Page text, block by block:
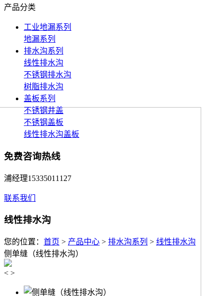
产品分类
工业地漏系列
地漏系列
排水沟系列
线性排水沟
不锈钢排水沟
树脂排水沟
盖板系列
不锈钢井盖
不锈钢盖板
线性排水沟盖板
免费咨询热线
浦经理15335011127
联系我们
线性排水沟
您的位置： 首页 > 产品中心 > 排水沟系列 > 线性排水沟
侧单缝（线性排水沟）
< >